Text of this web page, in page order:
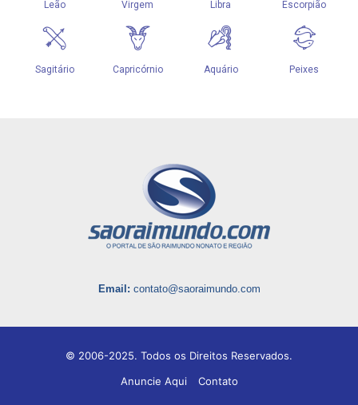
Email: contato@saoraimundo.com
© 2006-2025. Todos os Direitos Reservados.
Anuncie Aqui
Contato